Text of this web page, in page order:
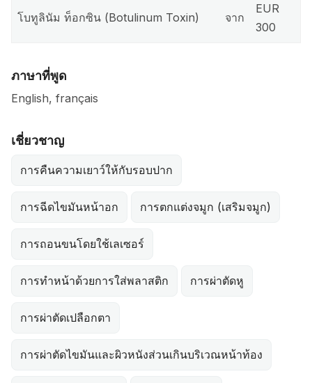
โบทูลินัม ท็อกซิน (Botulinum Toxin) จาก
EUR
300
ภาษาที่พูด
English, français
เชี่ยวชาญ
การคืนความเยาว์ให้กับรอบปาก
การฉีดไขมันหน้าอก การตกแต่งจมูก (เสริมจมูก)
การถอนขนโดยใช้เลเซอร์
การทำหน้าด้วยการใส่พลาสติก การผ่าตัดหู
การผ่าตัดเปลือกตา
การผ่าตัดไขมันและผิวหนังส่วนเกินบริเวณหน้าท้อง